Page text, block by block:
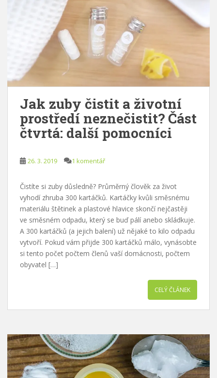
Jak zuby čistit a životní
prostředí neznečistit? Část
čtvrtá: další pomocníci
26. 3. 2019 1 komentář
Čistíte si zuby důsledně? Průměrný člověk za život
vyhodí zhruba 300 kartáčků. Kartáčky kvůli směsnému
materiálu štětinek a plastové hlavice skončí nejčastěji
ve směsném odpadu, který se buď pálí anebo skládkuje.
A 300 kartáčků (a jejich balení) už nějaké to kilo odpadu
vytvoří. Pokud vám přijde 300 kartáčků málo, vynásobte
si tento počet počtem členů vaší domácnosti, počtem
obyvatel […]
CELÝ ČLÁNEK